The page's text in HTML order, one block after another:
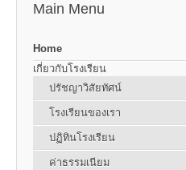
Main Menu
Home
เกี่ยวกับโรงเรียน
ปรัชญาวิสัยทัศน์
โรงเรียนของเรา
ปฏิทินโรงเรียน
ค่าธรรมเนียม